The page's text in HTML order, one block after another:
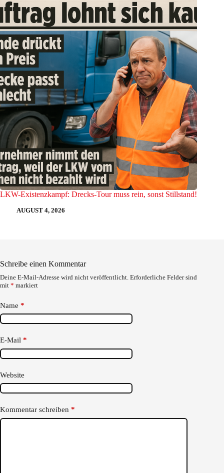
LKW-Existenzkampf: Drecks-Tour muss rein, sonst Stillstand!
AUGUST 4, 2026
Schreibe einen Kommentar
Deine E-Mail-Adresse wird nicht veröffentlicht. Erforderliche Felder sind
mit * markiert
Name *
E-Mail *
Website
Kommentar schreiben *